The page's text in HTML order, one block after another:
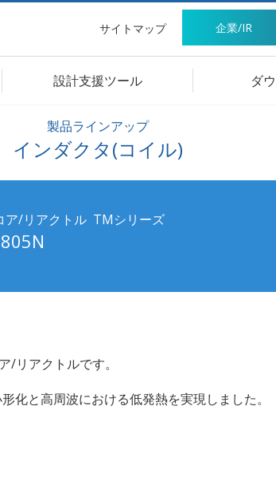
サイトマップ 企業/IR
設計支援ツール ダ
製品ラインアップ
インダクタ(コイル)
ア/リアクトル ​ TMシリーズ
リアクトルです。
化と高周波における低発熱を実現しました。